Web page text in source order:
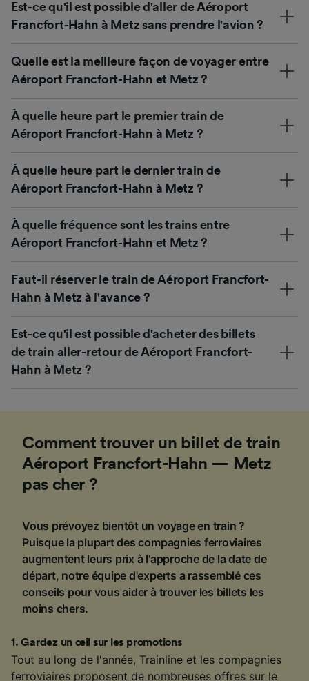
Est-ce qu'il est possible d'aller de Aéroport
Francfort-Hahn à Metz sans prendre l'avion ?
Quelle est la meilleure façon de voyager entre
Aéroport Francfort-Hahn et Metz ?
À quelle heure part le premier train de
Aéroport Francfort-Hahn à Metz ?
À quelle heure part le dernier train de
Aéroport Francfort-Hahn à Metz ?
À quelle fréquence sont les trains entre
Aéroport Francfort-Hahn et Metz ?
Faut-il réserver le train de Aéroport Francfort-
Hahn à Metz à l'avance ?
Est-ce qu'il est possible d'acheter des billets
de train aller-retour de Aéroport Francfort-
Hahn à Metz ?
Comment trouver un billet de train
Aéroport Francfort-Hahn — Metz
pas cher ?
Vous prévoyez bientôt un voyage en train ?
Puisque la plupart des compagnies ferroviaires
augmentent leurs prix à l'approche de la date de
départ, notre équipe d'experts a rassemblé ces
conseils pour vous aider à trouver les billets les
moins chers.
1 .Gardez un œil sur les promotions
Tout au long de l'année, Trainline et les compagnies
ferroviaires proposent de nombreuses offres sur le